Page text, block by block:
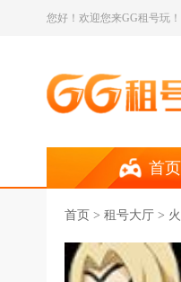
您好！欢迎您来GG租号玩！
首页
首页 > 租号大厅 >